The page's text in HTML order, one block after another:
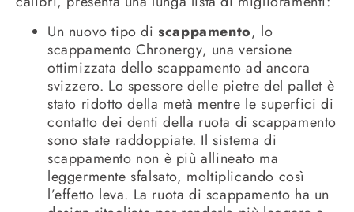
Un nuovo tipo discappamento, lo
scappamento Chronergy, una versione
ottimizzata dello scappamento ad ancora
svizzero. Lo spessore delle pietre del pallet è
stato ridotto della metà mentre le superfici di
contatto dei denti della ruota di scappamento
sono state raddoppiate. Il sistema di
scappamento non è più allineato ma
leggermente sfalsato, moltiplicando così
l’effetto leva. La ruota di scappamento ha un